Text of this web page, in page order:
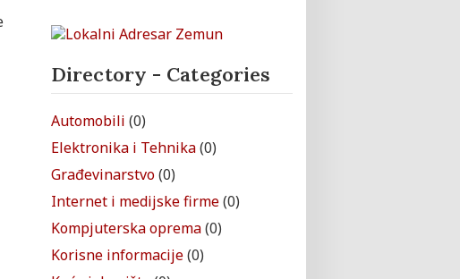
Directory - Categories
Automobili (0)
Elektronika i Tehnika(0)
Građevinarstvo(0)
Internet i medijske firme(0)
Kompjuterska oprema(0)
Korisne informacije(0)